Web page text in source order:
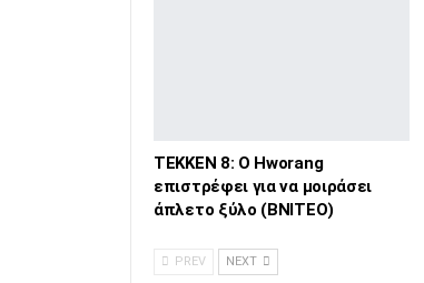
TEKKEN 8: Ο Hworang
επιστρέφει για να μοιράσει
άπλετο ξύλο (ΒΝΙΤΕΟ)
PREV NEXT